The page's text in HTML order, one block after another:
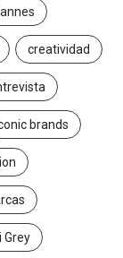
creatividad
brands
Grey